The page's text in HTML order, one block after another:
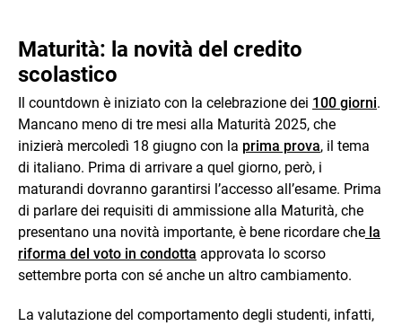
Maturità: la novità del credito
scolastico
Il countdown è iniziato con la celebrazione dei 100 giorni.
Mancano meno di tre mesi alla Maturità 2025, che
inizierà mercoledì 18 giugno con la prima prova, il tema
di italiano. Prima di arrivare a quel giorno, però, i
maturandi dovranno garantirsi l’accesso all’esame. Prima
di parlare dei requisiti di ammissione alla Maturità, che
presentano una novità importante, è bene ricordare che la
riforma del voto in condotta approvata lo scorso
settembre porta con sé anche un altro cambiamento.
La valutazione del comportamento degli studenti, infatti,